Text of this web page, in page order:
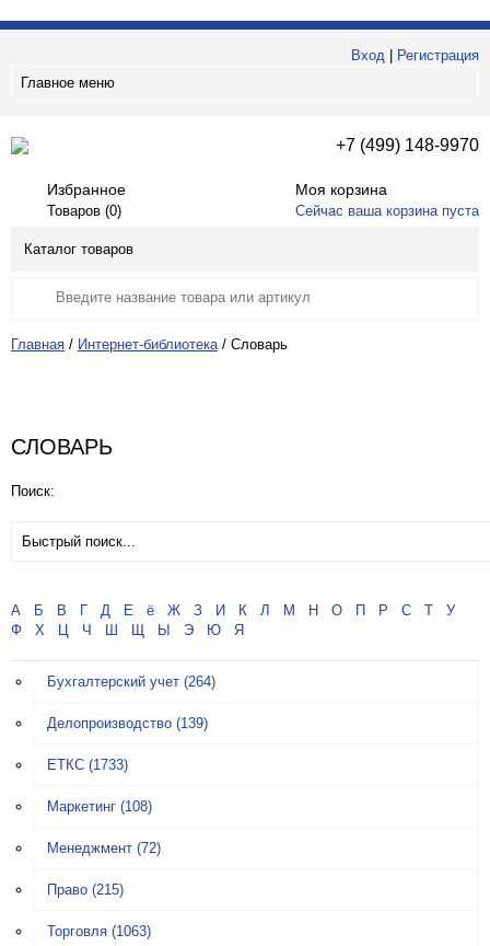
Вход
Регистрация
Главное меню
+7 (499) 148-9970
Избранное
Товаров (0)
Моя корзина
Сейчас ваша корзина пуста
Каталог товаров
Главная / Интернет-библиотека / Словарь
СЛОВАРЬ
Поиск:
А Б В Г Д Е ё Ж З И К Л М Н О П Р С Т
У
Ф
Х Ц Ч Ш Щ Ы Э Ю Я
Бухгалтерский учет (264)
Делопроизводство (139)
ЕТКС (1733)
Маркетинг (108)
Менеджмент (72)
Право (215)
Торговля (1063)